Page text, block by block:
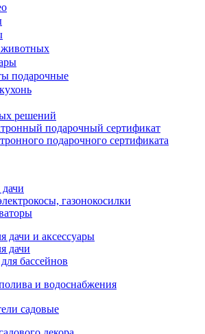
подарочные
решений
подарочный сертификат
газонокосилки
дачи и аксессуары
дачи
бассейнов
и водоснабжения
садовые